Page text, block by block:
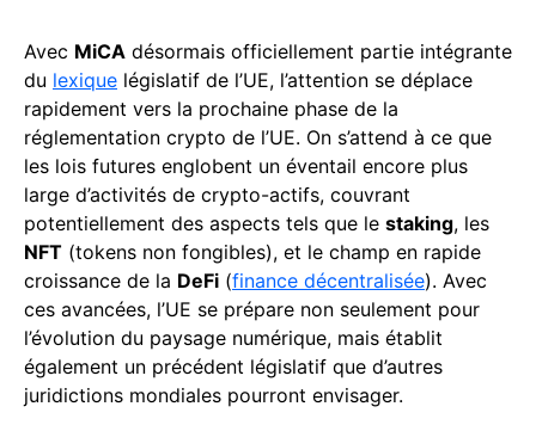
Avec MiCA désormais officiellement partie intégrante
du lexique législatif de l’UE, l’attention se déplace
rapidement vers la prochaine phase de la
réglementation crypto de l’UE. On s’attend à ce que
les lois futures englobent un éventail encore plus
large d’activités de crypto-actifs, couvrant
potentiellement des aspects tels que le staking, les
NFT (tokens non fongibles), et le champ en rapide
croissance de la DeFi (finance décentralisée). Avec
ces avancées, l’UE se prépare non seulement pour
l’évolution du paysage numérique, mais établit
également un précédent législatif que d’autres
juridictions mondiales pourront envisager.